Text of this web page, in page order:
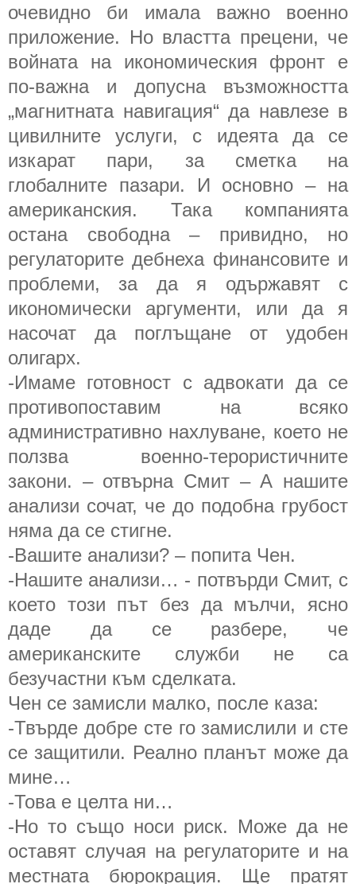
очевидно би имала важно военно
приложение. Но властта прецени, че
войната на икономическия фронт е
по-важна и допусна възможността
„магнитната навигация“ да навлезе в
цивилните услуги, с идеята да се
изкарат пари, за сметка на
глобалните пазари. И основно – на
американския. Така компанията
остана свободна – привидно, но
регулаторите дебнеха финансовите и
проблеми, за да я одържавят с
икономически аргументи, или да я
насочат да поглъщане от удобен
олигарх.
-Имаме готовност с адвокати да се
противопоставим на всяко
административно нахлуване, което не
ползва военно-терористичните
закони. – отвърна Смит – А нашите
анализи сочат, че до подобна грубост
няма да се стигне.
-Вашите анализи? – попита Чен.
-Нашите анализи… - потвърди Смит, с
което този път без да мълчи, ясно
даде да се разбере, че
американските служби не са
безучастни към сделката.
Чен се замисли малко, после каза:
-Твърде добре сте го замислили и сте
се защитили. Реално планът може да
мине…
-Това е целта ни…
-Но то също носи риск. Може да не
оставят случая на регулаторите и на
местната бюрокрация. Ще пратят